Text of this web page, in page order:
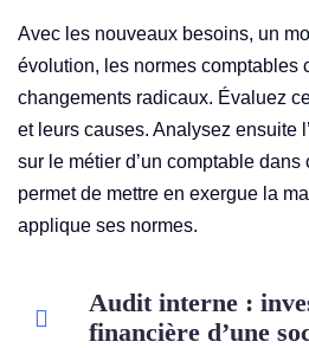
Avec les nouveaux besoins, un
évolution, les normes comptables
changements radicaux. Évaluez
et leurs causes. Analysez ensuite
sur le métier d’un comptable
permet de mettre en exergue la
applique ses normes.
Audit interne :
financière d’une